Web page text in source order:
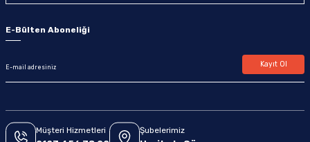
E-Bülten Aboneliği
Kayıt Ol
Müşteri Hizmetleri Şubelerimiz